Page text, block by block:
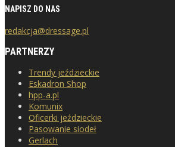
NAPISZ DO NAS
redakcja@dressage.pl
PARTNERZY
Trendy jeździeckie
Eskadron Shop
hpp-a.pl
Komunix
Oficerki jeździeckie
Pasowanie siodeł
Gerlach